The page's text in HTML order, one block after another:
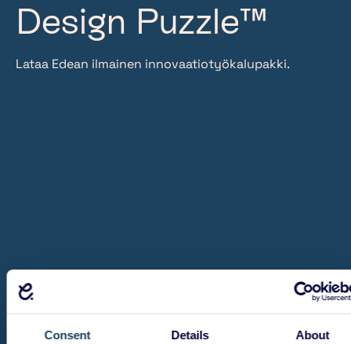
Consent Details About
Design Puzzle™
Lataa Edean ilmainen innovaatiotyökalupakki.